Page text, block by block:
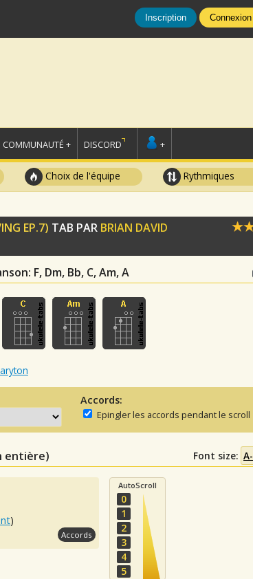
Inscription Connexion
COMMUNAUTÉ + DISCORD +
Choix de l'équipe Rythmiques
EP.7) TAB PAR BRIAN DAVID
: F, Dm, Bb, C, Am, A
Accords:
Epingler les accords pendant le scroll
entière) Font size: A-
)
Accords
AutoScroll
0
1
2
3
4
5